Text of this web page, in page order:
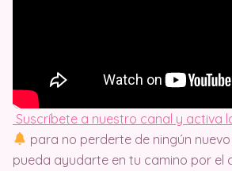
Suscríbete a nuestro canal y activa
para no perderte de ningún
pueda ayudarte en tu camino por el